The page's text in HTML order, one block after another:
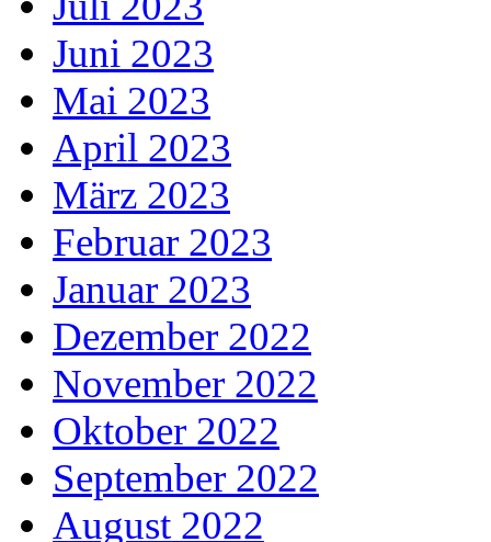
Juni 2023
Mai 2023
April 2023
März 2023
Februar 2023
Januar 2023
Dezember 2022
November 2022
Oktober 2022
September 2022
August 2022